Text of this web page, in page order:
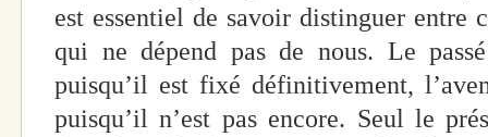
est essentiel de savoir distinguer entre
qui ne dépend pas de nous. Le
puisqu’il est fixé définitivement,
puisqu’il n’est pas encore. Seul le